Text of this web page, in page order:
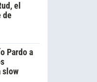
el
de
Pardo a
slow